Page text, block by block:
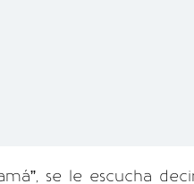
se le escucha